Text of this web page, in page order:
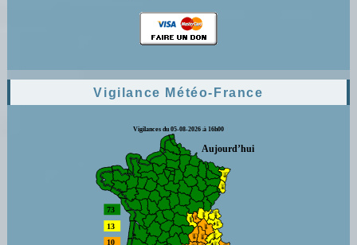
Vigilance Météo-France